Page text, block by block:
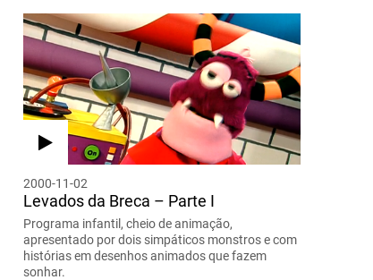
2000-11-02
Levados da Breca – Parte I
Programa infantil, cheio de animação,
apresentado por dois simpáticos monstros e com
histórias em desenhos animados que fazem
sonhar.